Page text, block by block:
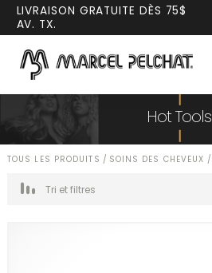
LIVRAISON GRATUITE DÈS 75$
AV. TX.
Hot Tools
TOUS LES PRODUITS / SOINS DES CHEVEUX /
Tri et filtres